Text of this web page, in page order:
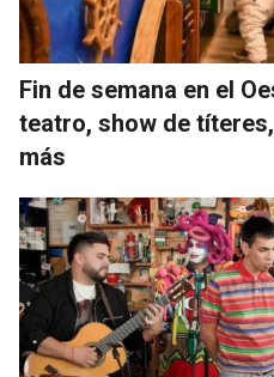
Fin de semana en el
teatro, show de
más